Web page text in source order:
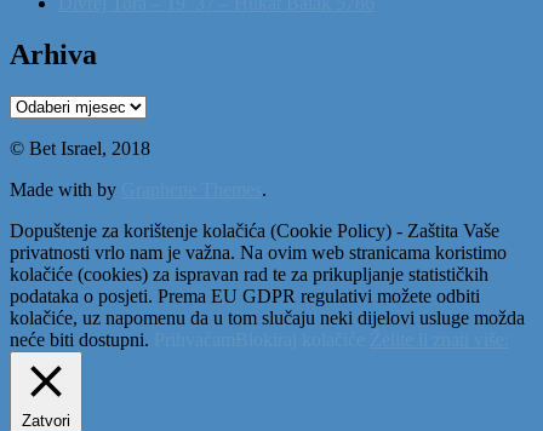
Arhiva
Arhiva
© Bet Israel, 2018
Made with by
.
Dopuštenje za korištenje kolačića (Cookie Policy) - Zaštita Vaše
privatnosti vrlo nam je važna. Na ovim web stranicama koristimo
kolačiće (cookies) za ispravan rad te za prikupljanje statističkih
podataka o posjeti. Prema EU GDPR regulativi možete odbiti
kolačiće, uz napomenu da u tom slučaju neki dijelovi usluge možda
neće biti dostupni.
Zatvori